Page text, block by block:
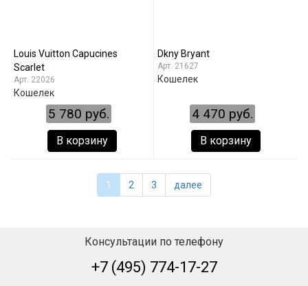
Louis Vuitton Capucines
Scarlet
22026
Кошелек
5 780 руб.
В корзину
Dkny Bryant
21627
Кошелек
4 470 руб.
В корзину
1 2 3 далее
Консультации по телефону
+7 (495) 774-17-27